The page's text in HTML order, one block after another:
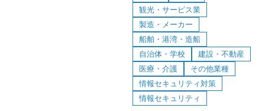
最適です。
観光・サービス業
製造・メーカー
船舶・港湾・造船
自治体・学校
建設・不動産
医療・介護
その他業種
情報セキュリティ対策
情報セキュリティ